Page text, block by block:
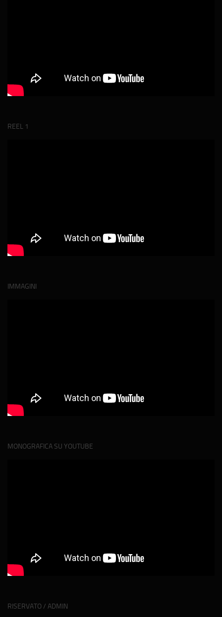
REEL 1
IMMAGINI
MONOGRAFICA SU YOUTUBE
RISERVATO / ADMIN